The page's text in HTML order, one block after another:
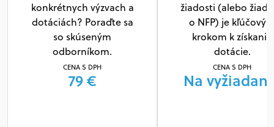
konkrétnych výzvach a
dotáciách? Poraďte sa
so skúseným
odborníkom.
CENA S DPH
79 €
žiadosti (alebo
o NFP) je
krokom k získaniu
dotácie.
CENA S DPH
Na